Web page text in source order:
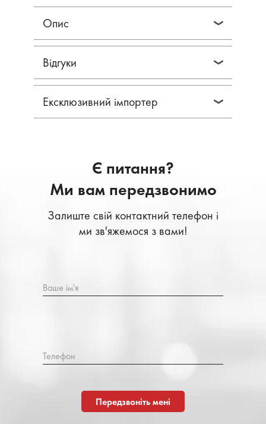
Опис
Відгуки
Ексклюзивний імпортер
Є питання?
Ми вам передзвонимо
Залиште свій контактний телефон і
ми зв'яжемося з вами!
Ваше ім'я
Телефон
Передзвоніть мені